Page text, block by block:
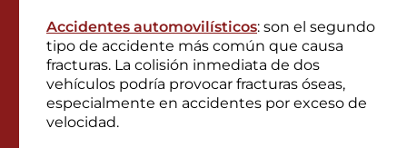
Accidentes automovilísticos: son el segundo
tipo de accidente más común que causa
fracturas. La colisión inmediata de dos
vehículos podría provocar fracturas óseas,
especialmente en accidentes por exceso de
velocidad.